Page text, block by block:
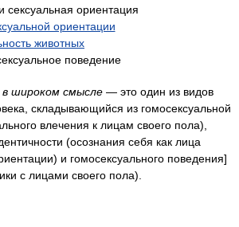
ориентация
ориентации
животных
поведение
в широком смысле — это один из видов
складывающийся из гомосексуальной
влечения к лицам своего пола),
(осознания себя как лица
и гомосексуального поведения]
с лицами своего пола).